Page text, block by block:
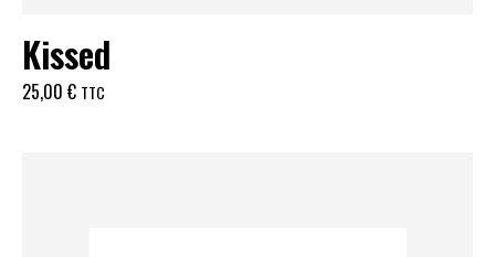
Kissed
25,00 € TTC